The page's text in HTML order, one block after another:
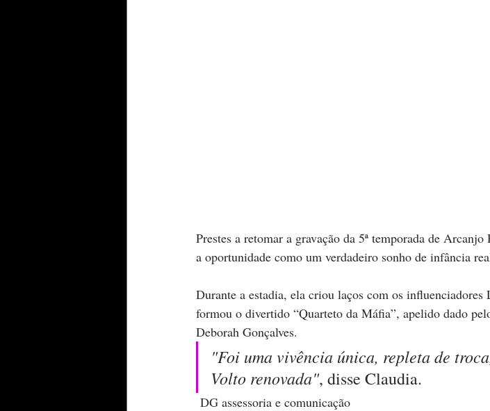
Prestes a retomar a gravação da 5ª temporada de
a oportunidade como um verdadeiro sonho de infância
Durante a estadia, ela criou laços com os
formou o divertido “Quarteto da Máfia”, apelido dado
Deborah Gonçalves.
"Foi uma vivência única, repleta de
Volto renovada", disse Claudia.
DG assessoria e comunicação